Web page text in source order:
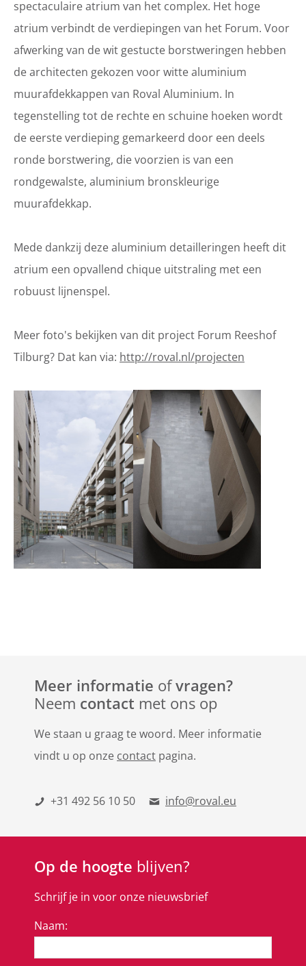
spectaculaire atrium van het complex. Het hoge
atrium verbindt de verdiepingen van het Forum. Voor
afwerking van de wit gestucte borstweringen hebben
de architecten gekozen voor witte aluminium
muurafdekkappen van Roval Aluminium. In
tegenstelling tot de rechte en schuine hoeken wordt
de eerste verdieping gemarkeerd door een deels
ronde borstwering, die voorzien is van een
rondgewalste, aluminium bronskleurige
muurafdekkap.
Mede dankzij deze aluminium detailleringen heeft dit
atrium een opvallend chique uitstraling met een
robuust lijnenspel.
Meer foto's bekijken van dit project Forum Reeshof
Tilburg? Dat kan via: http://roval.nl/projecten
Meer informatie ofvragen?
Neem contact met ons op
We staan u graag te woord. Meer informatie
vindt u op onze contact pagina.
+31 492 56 10 50 info@roval.eu
Op de hoogte blijven?
Schrijf je in voor onze nieuwsbrief
Naam: